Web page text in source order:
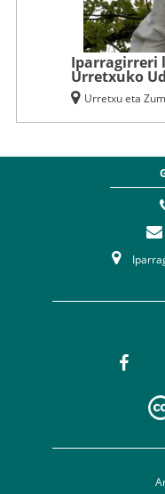
Iparragirreri
Urretxuko
Urretxu eta